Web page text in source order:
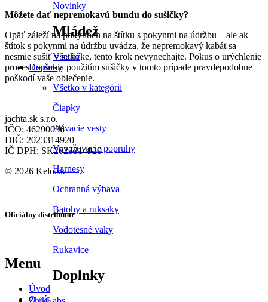
Novinky
Mládež
Všetko
Doplnky
Všetko v kategórii
Čiapky
Plávacie vesty
Vyvažovacie popruhy
Harnesy
Ochranná výbava
Batohy a ruksaky
Vodotesné vaky
Rukavice
Doplnky
Môžete dať nepremokavú bundu do sušičky?
Opäť záleží na pokynoch na štítku s pokynmi na údržbu – ale ak
štítok s pokynmi na údržbu uvádza, že nepremokavý kabát sa
nesmie sušiť v sušičke, tento krok nevynechajte. Pokus o urýchlenie
procesu sušenia použitím sušičky v tomto prípade pravdepodobne
poškodí vaše oblečenie.
jachta.sk s.r.o.
IČO: 46290036
DIČ: 2023314920
IČ DPH: SK2023314920
© 2026 Kelo.sk
Oficiálny distribútor
Menu
Úvod
O nás